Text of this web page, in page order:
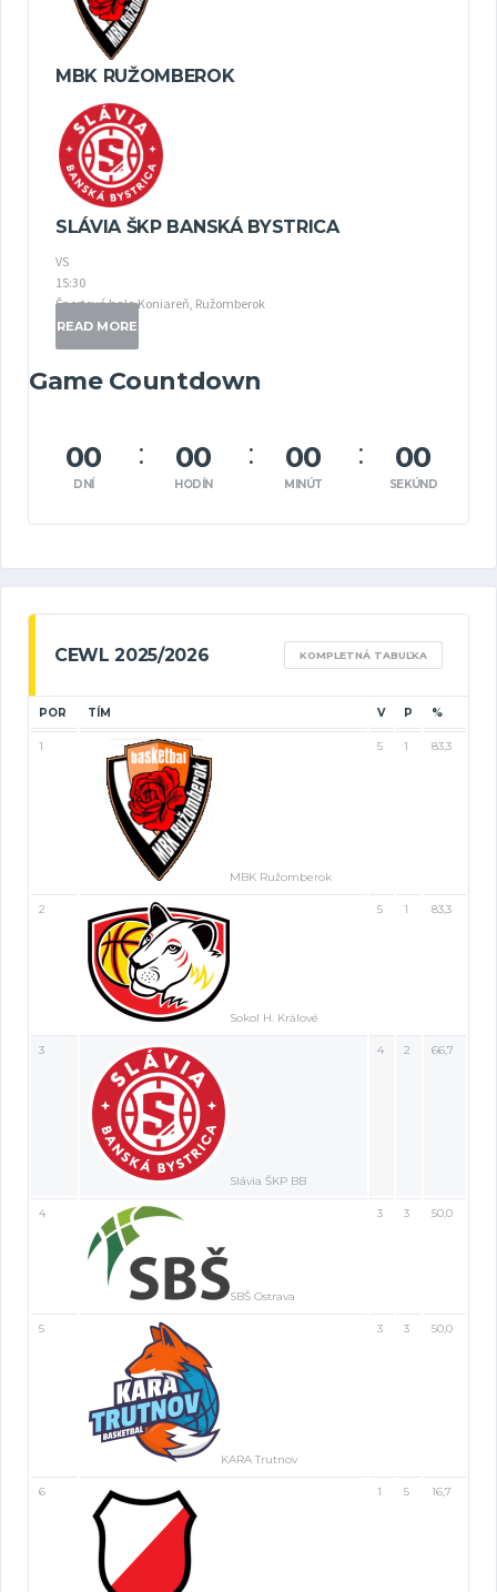
MBK RUŽOMBEROK
SLÁVIA ŠKP BANSKÁ BYSTRICA
VS
15:30
Športová hala Koniareň, Ružomberok
READ MORE
Game Countdown
00
DNÍ
00
HODÍN
00
MINÚT
00
SEKÚND
CEWL 2025/2026 KOMPLETNÁ TABUĽKA
POR TÍM V P %
1
MBK Ružomberok
5 1 83,3
2
Sokol H. Králové
5 1 83,3
3
Slávia ŠKP BB
4 2 66,7
4
SBŠ Ostrava
3 3 50,0
5
KARA Trutnov
3 3 50,0
6 1 5 16,7